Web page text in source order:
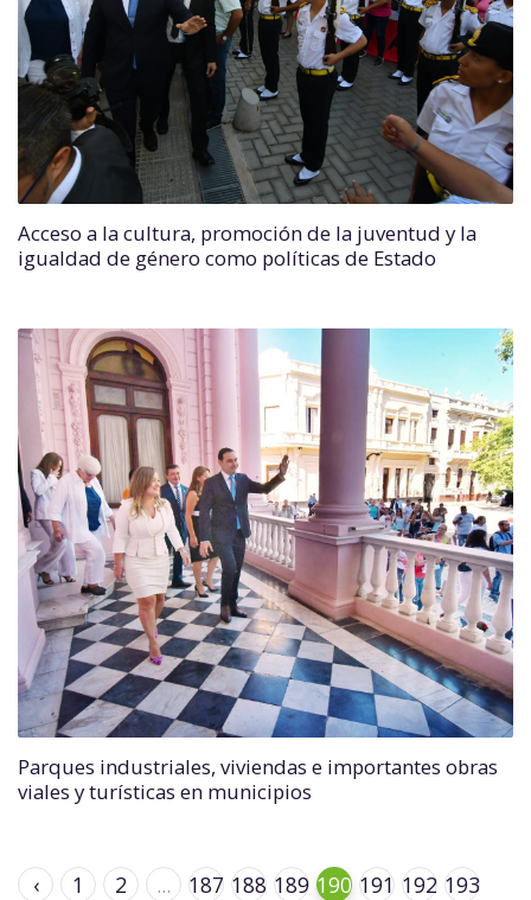
Acceso a la cultura, promoción de la juventud y la
igualdad de género como políticas de Estado
Parques industriales, viviendas e importantes obras
viales y turísticas en municipios
‹ 1 2 ... 187 188 189 190 191 192 193